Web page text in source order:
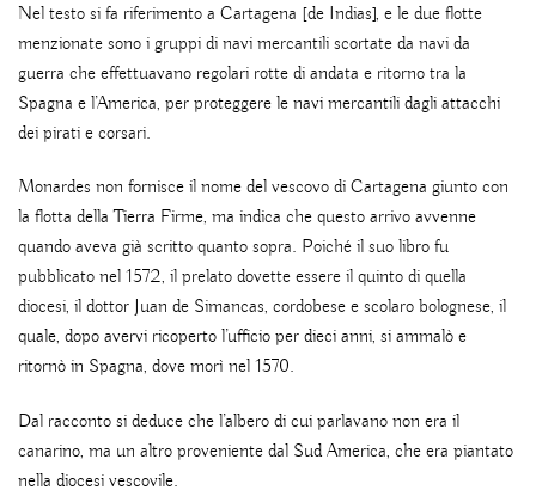
Nel testo si fa riferimento a Cartagena [de Indias], e le due flotte
menzionate sono i gruppi di navi mercantili scortate da navi da
guerra che effettuavano regolari rotte di andata e ritorno tra la
Spagna e l’America, per proteggere le navi mercantili dagli attacchi
dei pirati e corsari.
Monardes non fornisce il nome del vescovo di Cartagena giunto con
la flotta della Tierra Firme, ma indica che questo arrivo avvenne
quando aveva già scritto quanto sopra. Poiché il suo libro fu
pubblicato nel 1572, il prelato dovette essere il quinto di quella
diocesi, il dottor Juan de Simancas, cordobese e scolaro bolognese, il
quale, dopo avervi ricoperto l’ufficio per dieci anni, si ammalò e
ritornò in Spagna, dove morì nel 1570.
Dal racconto si deduce che l’albero di cui parlavano non era il
canarino, ma un altro proveniente dal Sud America, che era piantato
nella diocesi vescovile.